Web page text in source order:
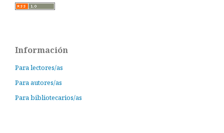
Información
Para lectores/as
Para autores/as
Para bibliotecarios/as